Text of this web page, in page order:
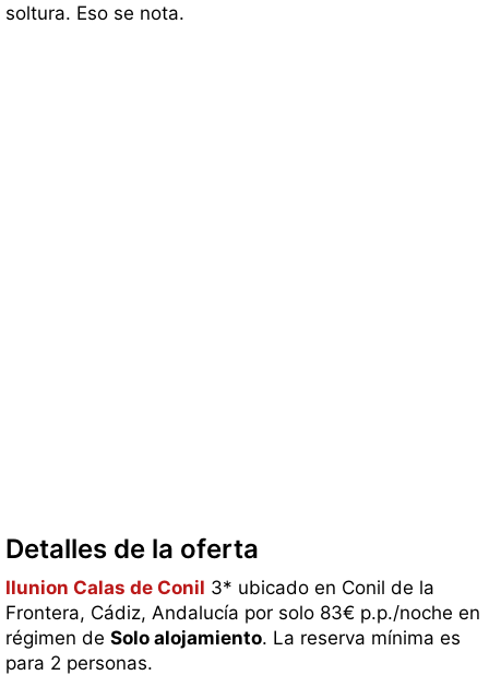
soltura. Eso se nota.
Detalles de la oferta
Ilunion Calas de Conil 3* ubicado en Conil de la
Frontera, Cádiz, Andalucía por solo 83€ p.p./noche en
régimen de Solo alojamiento. La reserva mínima es
para 2 personas.